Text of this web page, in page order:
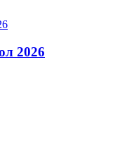
2026